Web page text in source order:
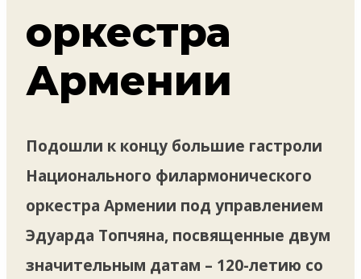
оркестра
Армении
Подошли к концу большие гастроли
Национального филармонического
оркестра Армении под управлением
Эдуарда Топчяна, посвященные двум
значительным датам – 120-летию со